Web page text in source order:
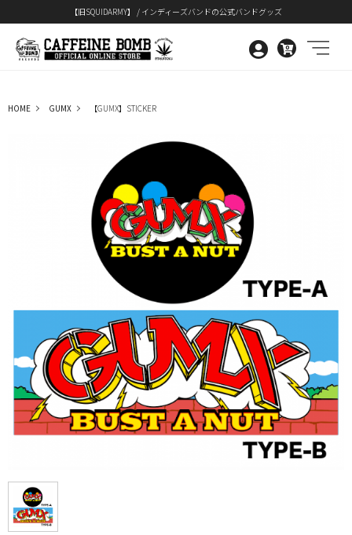
【旧SQUIDARMY】 / インディーズバンドの公式バンドグッズ
0
HOME GUMX 【GUMX】STICKER